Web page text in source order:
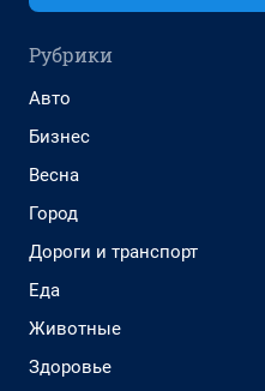
Рубрики
Авто
Бизнес
Весна
Город
Дороги и транспорт
Еда
Животные
Здоровье